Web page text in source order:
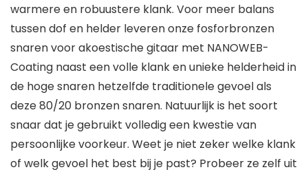
warmere en robuustere klank. Voor meer balans
tussen dof en helder leveren onze fosforbronzen
snaren voor akoestische gitaar met NANOWEB-
Coating naast een volle klank en unieke helderheid in
de hoge snaren hetzelfde traditionele gevoel als
deze 80/20 bronzen snaren. Natuurlijk is het soort
snaar dat je gebruikt volledig een kwestie van
persoonlijke voorkeur. Weet je niet zeker welke klank
of welk gevoel het best bij je past? Probeer ze zelf uit